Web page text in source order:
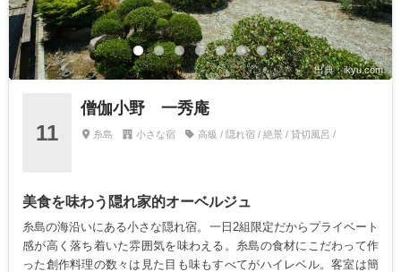
出典：ikyu.com
11
僧伽小野 一秀庵
糸島 小さな宿 高級 / 隠れ宿 / 絶景 / 貸切風呂 /
美食を味わう隠れ家的オーベルジュ
糸島の海沿いにある小さな隠れ宿。一日2組限定だからプライベート
感が高く落ち着いた雰囲気を味わえる。糸島の食材にこだわって作
った創作料理の数々は見た目も味もすべてがハイレベル。客室は簡